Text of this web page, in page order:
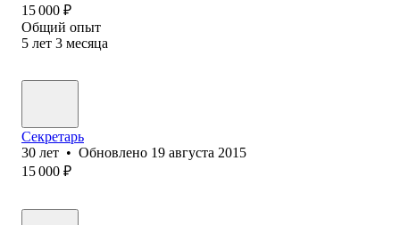
15 000 ₽
Общий опыт
5 лет 3 месяца
Секретарь
30 лет • Обновлено 19 августа 2015
15 000 ₽